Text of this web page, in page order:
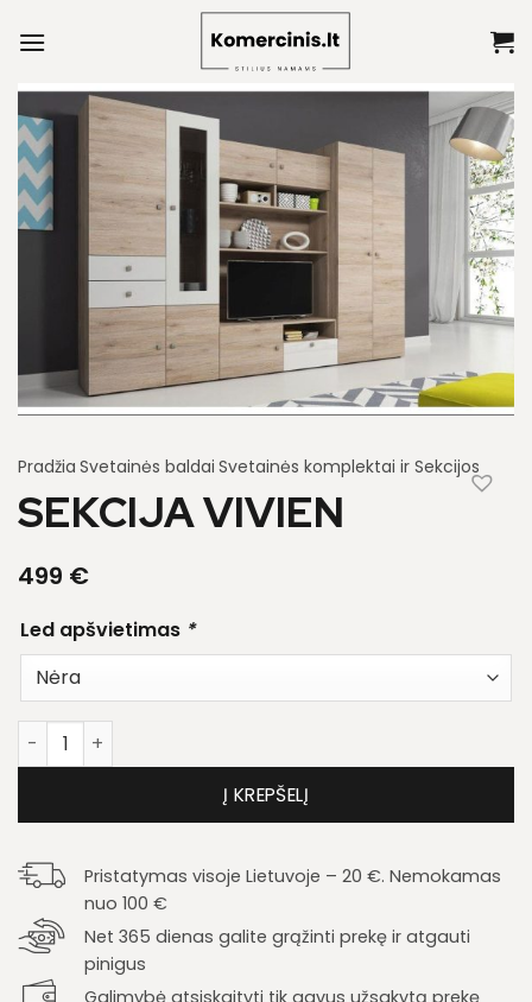
Pradžia Svetainės baldai Svetainės komplektai ir Sekcijos
SEKCIJA VIVIEN
499 €
Led apšvietimas *
produkto kiekis: Sekcija Vivien
Į KREPŠELĮ
Pristatymas visoje Lietuvoje – 20 €. Nemokamas
nuo 100 €
Net 365 dienas galite grąžinti prekę ir atgauti
pinigus
Galimybė atsiskaityti tik gavus užsakytą prekę